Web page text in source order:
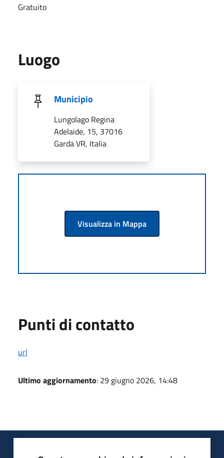
Gratuito
Luogo
Municipio
Lungolago Regina
Adelaide, 15, 37016
Garda VR, Italia
Visualizza in Mappa
Punti di contatto
url
Ultimo aggiornamento: 29 giugno 2026, 14:48